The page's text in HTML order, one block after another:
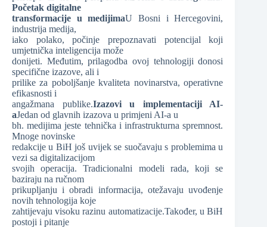
Početak digitalne
transformacije u medijimaU Bosni i Hercegovini,
industrija medija,
iako polako, počinje prepoznavati potencijal koji
umjetnička inteligencija može
donijeti. Međutim, prilagodba ovoj tehnologiji donosi
specifične izazove, ali i
prilike za poboljšanje kvaliteta novinarstva, operativne
efikasnosti i
angažmana publike.Izazovi u implementaciji AI-
aJedan od glavnih izazova u primjeni AI-a u
bh. medijima jeste tehnička i infrastrukturna spremnost.
Mnoge novinske
redakcije u BiH još uvijek se suočavaju s problemima u
vezi sa digitalizacijom
svojih operacija. Tradicionalni modeli rada, koji se
baziraju na ručnom
prikupljanju i obradi informacija, otežavaju uvođenje
novih tehnologija koje
zahtijevaju visoku razinu automatizacije.Također, u BiH
postoji i pitanje